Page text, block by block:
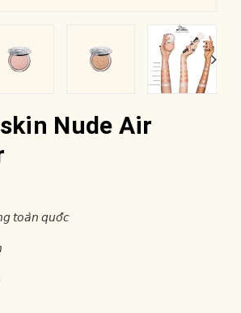
Nude Air
𝘵𝘰𝘢̀𝘯 𝘲𝘶𝘰̂́𝘤